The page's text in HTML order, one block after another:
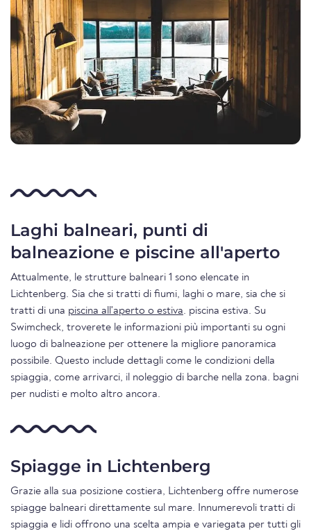
Laghi balneari, punti di
balneazione e piscine all'aperto
Attualmente, le strutture balneari 1 sono elencate in
Lichtenberg. Sia che si tratti di fiumi, laghi o mare, sia che si
tratti di una piscina all'aperto o estiva. piscina estiva. Su
Swimcheck, troverete le informazioni più importanti su ogni
luogo di balneazione per ottenere la migliore panoramica
possibile. Questo include dettagli come le condizioni della
spiaggia, come arrivarci, il noleggio di barche nella zona. bagni
per nudisti e molto altro ancora.
Spiagge in Lichtenberg
Grazie alla sua posizione costiera, Lichtenberg offre numerose
spiagge balneari direttamente sul mare. Innumerevoli tratti di
spiaggia e lidi offrono una scelta ampia e variegata per tutti gli